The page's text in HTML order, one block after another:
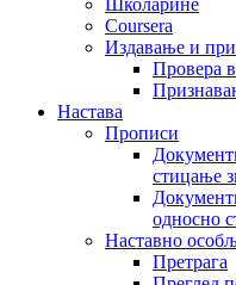
Школарине
Coursera
Издавање и
Провера
Настава
Прописи
стицање
односно
Наставно
Претрага